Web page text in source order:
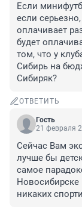
Если
если серьезно,
оплачивает
будет
том, что у
Сибирь на
Сибиряк?
ОТВЕТИТЬ
Гость
21 февраля
Сейчас Вам
лучше бы
самое
Новосибирске
никаких